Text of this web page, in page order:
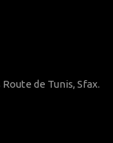
de Tunis, Sfax.